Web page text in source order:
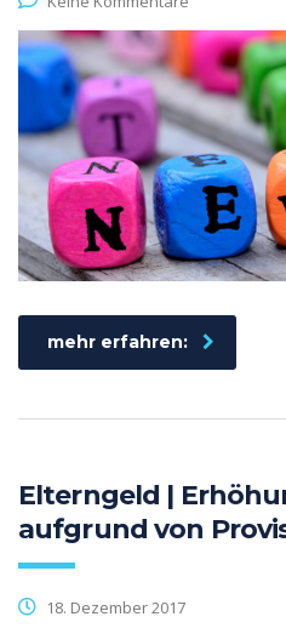
mehr erfahren:
Elterngeld |
aufgrund von
18. Dezember 2017